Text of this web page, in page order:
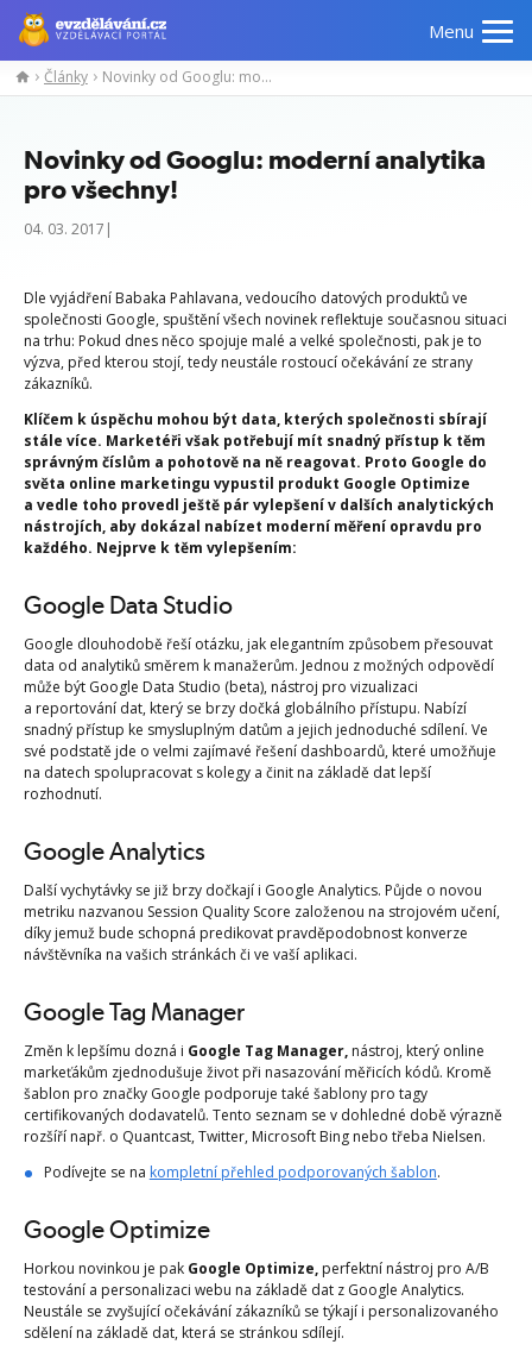
Menu
Články Novinky od Googlu: moderní analytika pro všechny!
Novinky od Googlu: moderní analytika
pro všechny!
04. 03. 2017|
Dle vyjádření Babaka Pahlavana, vedoucího datových produktů ve
společnosti Google, spuštění všech novinek reflektuje současnou situaci
na trhu: Pokud dnes něco spojuje malé a velké společnosti, pak je to
výzva, před kterou stojí, tedy neustále rostoucí očekávání ze strany
zákazníků.
Klíčem k úspěchu mohou být data, kterých společnosti sbírají
stále více. Marketéři však potřebují mít snadný přístup k těm
správným číslům a pohotově na ně reagovat. Proto Google do
světa online marketingu vypustil produkt Google Optimize
a vedle toho provedl ještě pár vylepšení v dalších analytických
nástrojích, aby dokázal nabízet moderní měření opravdu pro
každého. Nejprve k těm vylepšením:
Google Data Studio
Google dlouhodobě řeší otázku, jak elegantním způsobem přesouvat
data od analytiků směrem k manažerům. Jednou z možných odpovědí
může být Google Data Studio (beta), nástroj pro vizualizaci
a reportování dat, který se brzy dočká globálního přístupu. Nabízí
snadný přístup ke smysluplným datům a jejich jednoduché sdílení. Ve
své podstatě jde o velmi zajímavé řešení dashboardů, které umožňuje
na datech spolupracovat s kolegy a činit na základě dat lepší
rozhodnutí.
Google Analytics
Další vychytávky se již brzy dočkají i Google Analytics. Půjde o novou
metriku nazvanou Session Quality Score založenou na strojovém učení,
díky jemuž bude schopná predikovat pravděpodobnost konverze
návštěvníka na vašich stránkách či ve vaší aplikaci.
Google Tag Manager
Změn k lepšímu dozná i Google Tag Manager, nástroj, který online
markeťákům zjednodušuje život při nasazování měřicích kódů. Kromě
šablon pro značky Google podporuje také šablony pro tagy
certifikovaných dodavatelů. Tento seznam se v dohledné době výrazně
rozšíří např. o Quantcast, Twitter, Microsoft Bing nebo třeba Nielsen.
Podívejte se na kompletní přehled podporovaných šablon.
Google Optimize
Horkou novinkou je pak Google Optimize, perfektní nástroj pro A/B
testování a personalizaci webu na základě dat z Google Analytics.
Neustále se zvyšující očekávání zákazníků se týkají i personalizovaného
sdělení na základě dat, která se stránkou sdílejí.